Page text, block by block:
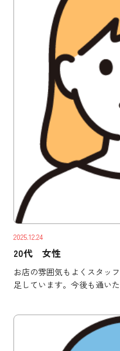
2025.12.24
20代 女性
お店の雰囲気もよくスタッ
足しています。今後も通い